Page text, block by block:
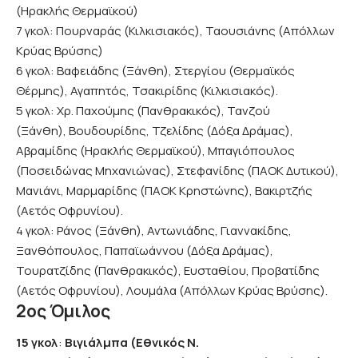
(Ηρακλής Θερμαϊκού)
7 γκολ: Πουρναράς (Κιλκισιακός), Ταουσιάνης (Απόλλων
Κρύας Βρύσης)
6 γκολ: Βαφειάδης (Ξάνθη), Στεργίου (Θερμαϊκός
Θέρμης), Αγαπητός, Τσακιρίδης (Κιλκισιακός).
5 γκολ: Χρ. Παχούμης (Πανθρακικός), Τανζού
(Ξάνθη), Βουδουρίδης, Τζελίδης (Δόξα Δράμας),
Αβραμίδης (Ηρακλής Θερμαϊκού), Μπαγιόπουλος
(Ποσειδώνας Μηχανιώνας), Στεφανίδης (ΠΑΟΚ Δυτικού),
Μανιάνι, Μαρμαρίδης (ΠΑΟΚ Κρηστώνης), Βακιρτζής
(Αετός Οφρυνίου).
4 γκολ: Ράνος (Ξάνθη), Αντωνιάδης, Γιαννακίδης,
Ξανθόπουλος, Παπαϊωάννου (Δόξα Δράμας),
Τουρατζίδης (Πανθρακικός), Ευσταθίου, Προβατίδης
(Αετός Οφρυνίου), Λουμάλα (Απόλλων Κρύας Βρύσης).
2ος Όμιλος
15 γκολ: Βιγιάλμπα (Εθνικός Ν.